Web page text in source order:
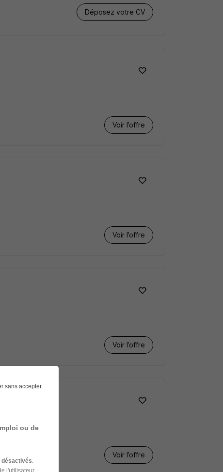
Déposez votre CV
Voir l’offre
Voir l’offre
Voir l’offre
Voir l’offre
sans accepter
ou de
désactivés
l'utilisateur